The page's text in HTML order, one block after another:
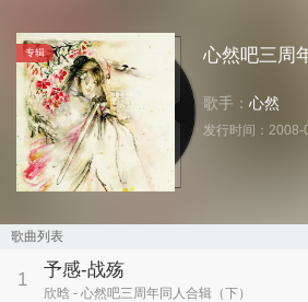
专辑 心然吧三周
歌手： 心然
发行时间： 2008-
歌曲列表
1 予感-战殇
欣晗 - 心然吧三周年同人合辑（下）